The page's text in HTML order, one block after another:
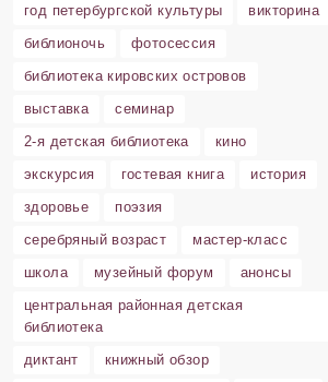
год петербургской культуры
викторина
библионочь
фотосессия
библиотека кировских островов
выставка
семинар
2-я детская библиотека
кино
экскурсия
гостевая книга
история
здоровье
поэзия
серебряный возраст
мастер-класс
школа
музейный форум
анонсы
центральная районная детская
библиотека
диктант
книжный обзор